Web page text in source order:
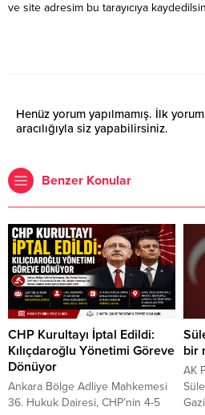
ve site adresim bu tarayıcıya
Henüz yorum yapılmamış. İlk
aracılığıyla siz yapabilirsiniz.
Benzer Konular
CHP Kurultayı İptal Edildi:
Kılıçdaroğlu Yönetimi Göreve
Dönüyor
Ankara Bölge Adliye Mahkemesi
36. Hukuk Dairesi, CHP’nin 4-5
bir
AK